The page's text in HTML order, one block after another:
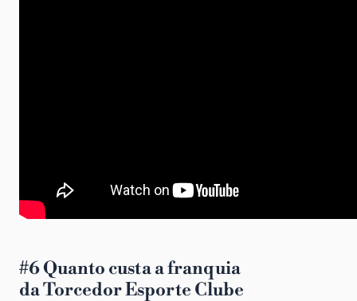
#6Quanto custa a franquia
daTorcedor Esporte Clube